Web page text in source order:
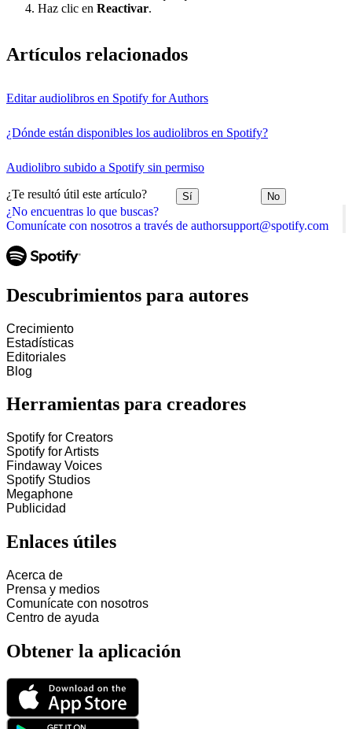
¿No encuentras lo que buscas?
Comunícate con nosotros a través de authorsupport@spotify.com
Haz clic en Reactivar.
Artículos relacionados
Editar audiolibros en Spotify for Authors
¿Dónde están disponibles los audiolibros en Spotify?
Audiolibro subido a Spotify sin permiso
¿Te resultó útil este artículo? Sí No
Descubrimientos para autores
Crecimiento
Estadísticas
Editoriales
Blog
Herramientas para creadores
Spotify for Creators
Spotify for Artists
Findaway Voices
Spotify Studios
Megaphone
Publicidad
Enlaces útiles
Acerca de
Prensa y medios
Comunícate con nosotros
Centro de ayuda
Obtener la aplicación